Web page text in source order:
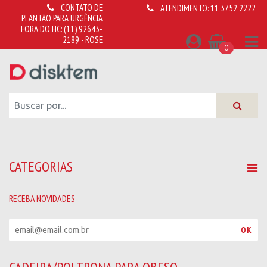
CONTATO DE
PLANTÃO PARA URGÊNCIA
FORA DO HC:(11) 92643-
2189 - ROSE
ATENDIMENTO:11 3752 2222
0
CATEGORIAS
RECEBA NOVIDADES
OK